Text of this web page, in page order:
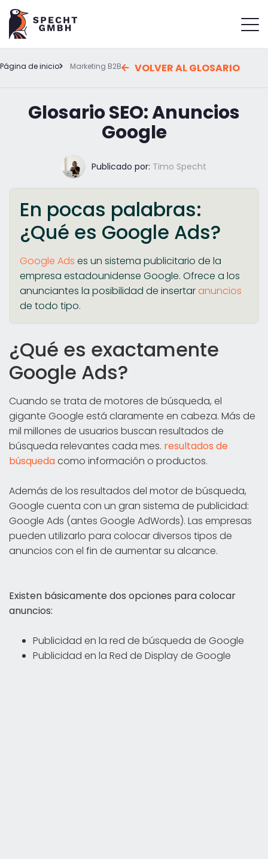
Página de inicio Marketing B2B VOLVER AL GLOSARIO
Glosario SEO: Anuncios
Google
Publicado por: Timo Specht
En pocas palabras:
¿Qué es Google Ads?
Google Ads es un sistema publicitario de la
empresa estadounidense Google. Ofrece a los
anunciantes la posibilidad de insertaranuncios
de todo tipo.
¿Qué es exactamente
Google Ads?
Cuando se trata de motores de búsqueda, el
gigante Google está claramente en cabeza. Más de
mil millones de usuarios buscan resultados de
búsqueda relevantes cada mes. resultados de
búsquedacomo información o productos.
Además de los resultados del motor de búsqueda,
Google cuenta con un gran sistema de publicidad:
Google Ads (antes Google AdWords). Las empresas
pueden utilizarlo para colocar diversos tipos de
anuncios con el fin de aumentar su alcance.
Existen básicamente dos opciones para colocar
anuncios:
Publicidad en la red de búsqueda de Google
Publicidad en la Red de Display de Google